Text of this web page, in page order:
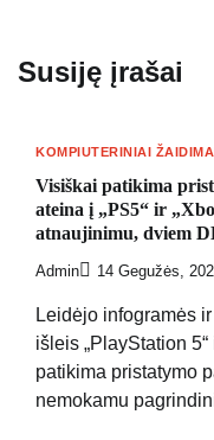
Susiję įrašai
KOMPIUTERINIAI ŽAIDIMAI
Visiškai patikima
ateina į „PS5“ ir
atnaujinimu, dviem
Admin 14 Gegužės,
Leidėjo infogramės
išleis „PlayStation
patikima pristatymo
nemokamu